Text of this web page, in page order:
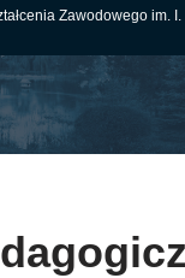
Zawodowego im. I.